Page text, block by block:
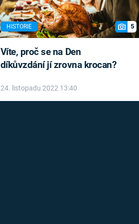
HISTORIE 5
Víte, proč se na Den
díkůvzdání jí zrovna krocan?
24. listopadu 2022 13:40